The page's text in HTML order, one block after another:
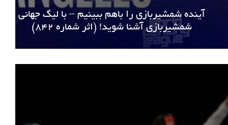
آینده شمشیربازی را باهم ببینیم – با لیگ جهانی
شمشیربازی آشنا شوید! (اثر شماره 842)